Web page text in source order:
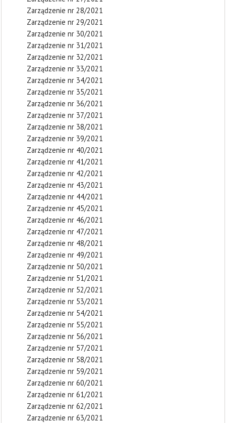
Zarządzenie nr 28/2021
Zarządzenie nr 29/2021
Zarządzenie nr 30/2021
Zarządzenie nr 31/2021
Zarządzenie nr 32/2021
Zarządzenie nr 33/2021
Zarządzenie nr 34/2021
Zarządzenie nr 35/2021
Zarządzenie nr 36/2021
Zarządzenie nr 37/2021
Zarządzenie nr 38/2021
Zarządzenie nr 39/2021
Zarządzenie nr 40/2021
Zarządzenie nr 41/2021
Zarządzenie nr 42/2021
Zarządzenie nr 43/2021
Zarządzenie nr 44/2021
Zarządzenie nr 45/2021
Zarządzenie nr 46/2021
Zarządzenie nr 47/2021
Zarządzenie nr 48/2021
Zarządzenie nr 49/2021
Zarządzenie nr 50/2021
Zarządzenie nr 51/2021
Zarządzenie nr 52/2021
Zarządzenie nr 53/2021
Zarządzenie nr 54/2021
Zarządzenie nr 55/2021
Zarządzenie nr 56/2021
Zarządzenie nr 57/2021
Zarządzenie nr 58/2021
Zarządzenie nr 59/2021
Zarządzenie nr 60/2021
Zarządzenie nr 61/2021
Zarządzenie nr 62/2021
Zarządzenie nr 63/2021